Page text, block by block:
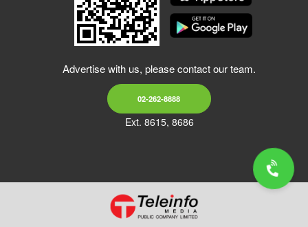
Advertise with us, please contact our team.
02-262-8888
Ext. 8615, 8686